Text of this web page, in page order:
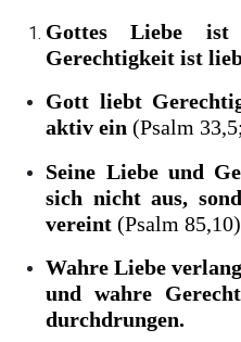
Gottes Liebe
Gerechtigkeit ist
Gott liebt
aktiv ein (Psalm
Seine Liebe und
sich nicht aus,
vereint (Psalm
Wahre Liebe
und wahre
durchdrungen.